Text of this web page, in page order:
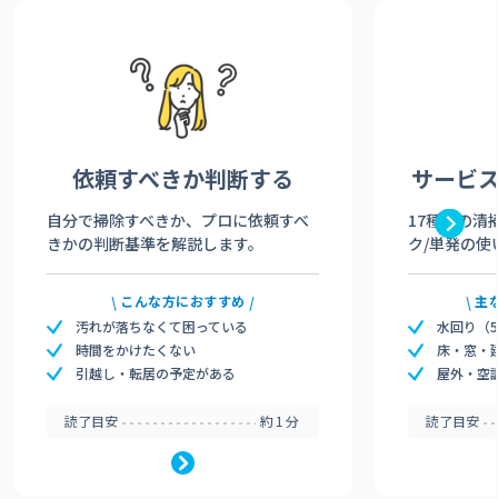
依頼すべきか判断する
自分で掃除すべきか、プロに依頼すべ
きかの判断基準を解説します。
こんな方におすすめ
汚れが落ちなくて困っている
時間をかけたくない
引越し・転居の予定がある
読了目安 約1分
サービ
17種類の清
ク/単発の使
主
水回り（
床・窓・
屋外・空
読了目安